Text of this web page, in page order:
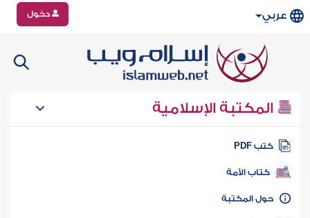
عربي دخول
المكتبة الإسلامية
كتب PDF
كتاب الأمة